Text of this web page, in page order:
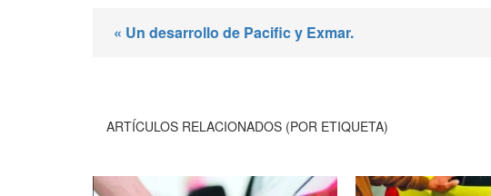
« Un desarrollo de Pacific y Exmar.
ARTÍCULOS RELACIONADOS (POR ETIQUETA)